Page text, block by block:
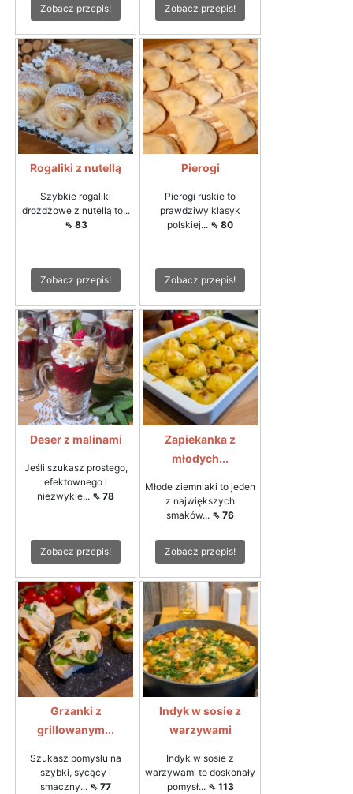
Zobacz przepis! Zobacz przepis!
Rogaliki z nutellą
Szybkie rogaliki
drożdżowe z nutellą to...
⇖ 83
Zobacz przepis!
Pierogi
Pierogi ruskie to
prawdziwy klasyk
polskiej... ⇖ 80
Zobacz przepis!
Deser z malinami
Jeśli szukasz prostego,
efektownego i
niezwykle... ⇖ 78
Zobacz przepis!
Zapiekanka z
młodych...
Młode ziemniaki to jeden
z największych
smaków... ⇖ 76
Zobacz przepis!
Grzanki z
grillowanym...
Szukasz pomysłu na
szybki, sycący i
smaczny... ⇖ 77
Indyk w sosie z
warzywami
Indyk w sosie z
warzywami to doskonały
pomysł... ⇖ 113